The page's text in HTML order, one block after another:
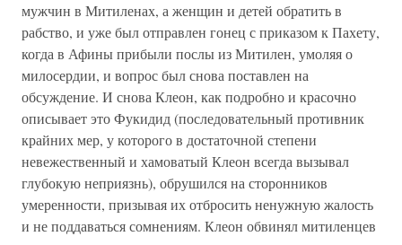
мужчин в Митиленах, а женщин и детей обратить в
рабство, и уже был отправлен гонец с приказом к Пахету,
когда в Афины прибыли послы из Митилен, умоляя о
милосердии, и вопрос был снова поставлен на
обсуждение. И снова Клеон, как подробно и красочно
описывает это Фукидид (последовательный противник
крайних мер, у которого в достаточной степени
невежественный и хамоватый Клеон всегда вызывал
глубокую неприязнь), обрушился на сторонников
умеренности, призывая их отбросить ненужную жалость
и не поддаваться сомнениям. Клеон обвинял митиленцев